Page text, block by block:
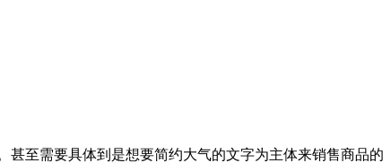
至需要具体到是想要简约大气的文字为主体来销售商品的